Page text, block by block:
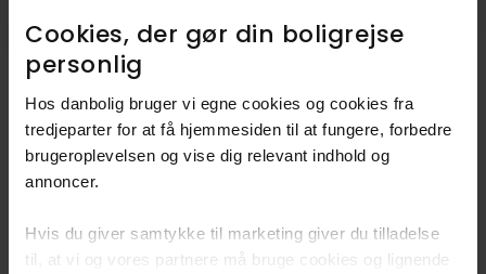
Cookies, der gør din boligrejse
personlig​
Hos danbolig bruger vi egne cookies og cookies fra
tredjeparter for at få hjemmesiden til at fungere, forbedre
brugeroplevelsen og vise dig relevant indhold og
annoncer.​
Hvis du giver samtykke til marketing giver du tilladelse
til, at vi og vores partnere må bruge cookies og lignende
4.295.000 kr. 6 rum
9
Villaer